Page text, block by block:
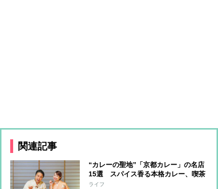
関連記事
“カレーの聖地”「京都カレー」の名店
15選 スパイス香る本格カレー、喫茶
店の老舗カレー、京都人から愛される
ライフ